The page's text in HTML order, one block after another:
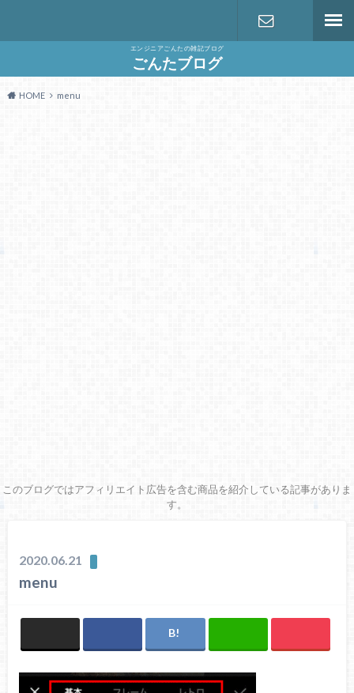
エンジニアごんたの雑記ブログ
ごんたブログ
HOME menu
このブログではアフィリエイト広告を含む商品を紹介している記事がありま
す。
2020.06.21
menu